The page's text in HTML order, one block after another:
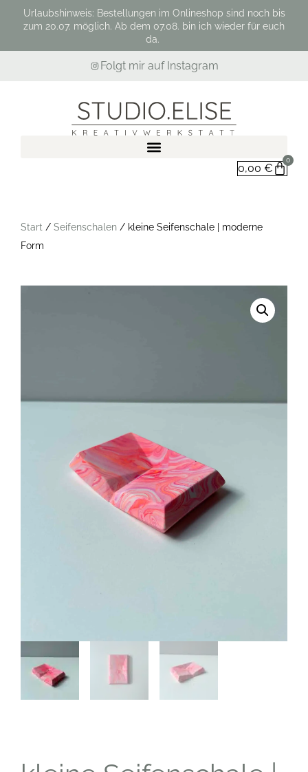
Urlaubshinweis: Bestellungen im Onlineshop sind noch bis
zum 20.07. möglich. Ab dem 07.08. bin ich wieder für euch
da.
Folgt mir auf Instagram
0,00 €
0
Start / Seifenschalen / kleine Seifenschale | moderne
Form